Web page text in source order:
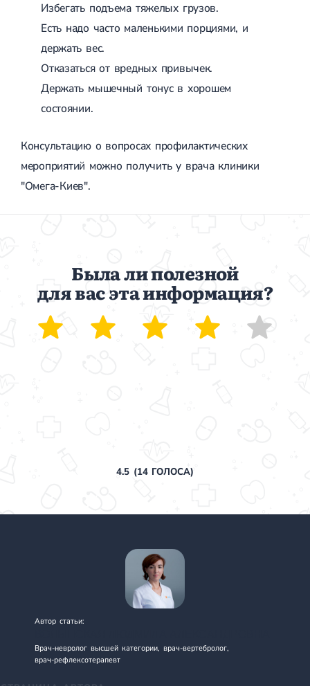
Избегать подъема тяжелых грузов.
Есть надо часто маленькими порциями, и
держать вес.
Отказаться от вредных привычек.
Держать мышечный тонус в хорошем
состоянии.
Консультацию о вопросах профилактических
мероприятий можно получить у врача клиники
"Омега-Киев".
Была ли полезной
для вас эта информация?
4.5(14ГОЛОСА)
Автор статьи:
Врач-невролог высшей категории, врач-вертебролог,
врач - рефлексотерапевт